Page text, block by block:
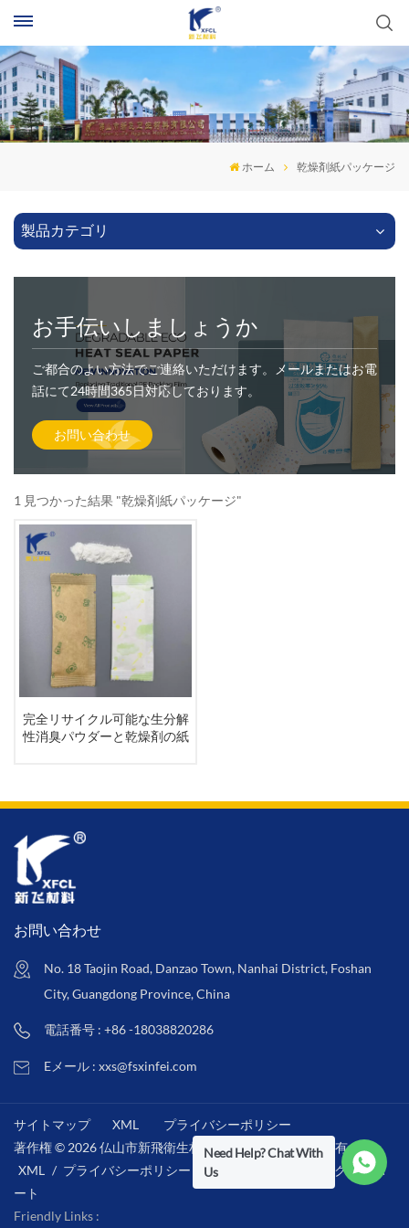
ホーム 乾燥剤紙パッケージ
製品カテゴリ
お手伝いしましょうか
ご都合のよい方法でご連絡いただけます。メールまたはお電
話にて24時間365日対応しております。
お問い合わせ
1 見つかった結果 "乾燥剤紙パッケージ"
完全リサイクル可能な生分解
性消臭パウダーと乾燥剤の紙
お問い合わせ
No. 18 Taojin Road, Danzao Town, Nanhai District, Foshan
City, Guangdong Province, China
電話番号 : +86 -18038820286
Eメール : xxs@fsxinfei.com
サイトマップ XML
プライバシーポリシー
著作権 © 2026 仏山市新飛衛生材料株式会社 .全著作権所有 . /
XML / プライバシーポリシー /
IPv6ネットワークをサポ
ート
Friendly Links :
Need Help? Chat With
Us